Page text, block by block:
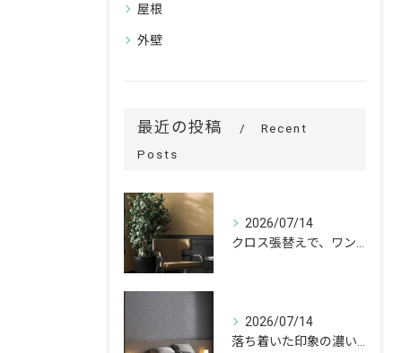
屋根
外壁
最近の投稿
Recent
Posts
2026/07/14
2026/07/14